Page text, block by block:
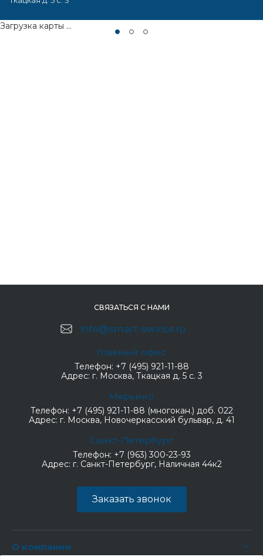
Загрузка карты ...
СВЯЗАТЬСЯ С НАМИ
info@smart-service.ru
Главный офис
Телефон: +7 (495) 921-11-88
Адрес: г. Москва, Ткацкая д. 5 с. 3
Марьино
Телефон: +7 (495) 921-11-88 (многокан.) доб. 022
Адрес: г. Москва, Новочеркасский бульвар, д. 41
Санкт-Петербург
Телефон: +7 (963) 300-23-93
Адрес: г. Санкт-Петербург, Наличная 44к2
Заказать звонок
О компании